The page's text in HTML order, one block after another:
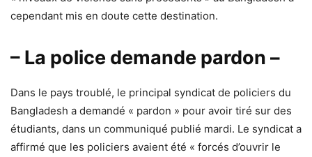
cependant mis en doute cette destination.
– La police demande pardon –
Dans le pays troublé, le principal syndicat de policiers du
Bangladesh a demandé « pardon » pour avoir tiré sur des
étudiants, dans un communiqué publié mardi. Le syndicat a
affirmé que les policiers avaient été « forcés d’ouvrir le